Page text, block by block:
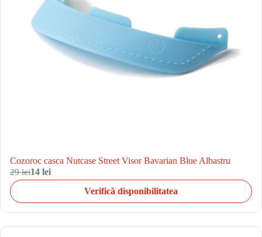
Cozoroc casca Nutcase Street Visor Bavarian Blue Albastru
29 lei14 lei
Verifică disponibilitatea